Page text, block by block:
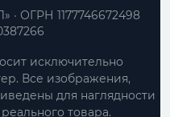
ОГРН 1177746672498
исключительно
Все изображения,
для наглядности
товара.